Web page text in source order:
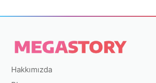
Hakkımızda